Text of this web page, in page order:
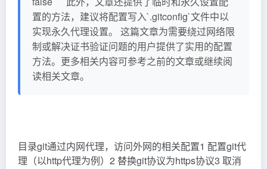
置的方法，建议将配置写入`.gitconfig`文件中以
实现永久代理设置。 这篇文章为需要绕过网络限
制或解决证书验证问题的用户提供了实用的配置
方法。更多相关内容可参考之前的文章或继续阅
读相关文章。
目录git通过内网代理，访问外网的相关配置1 配置git代
理（以http代理为例）2 替换git协议为https协议3 取消